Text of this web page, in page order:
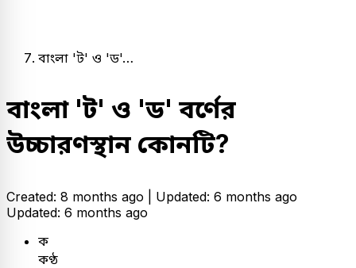
বাংলা 'ট' ও 'ড'…
বাংলা 'ট' ও 'ড' বর্ণের
উচ্চারণস্থান কোনটি?
Created: 8 months ago | Updated: 6 months ago
Updated: 6 months ago
ক
কণ্ঠ